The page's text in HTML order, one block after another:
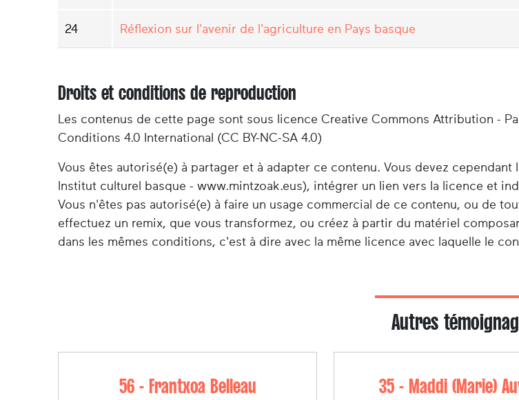
24 Réflexion sur l'avenir de l'agriculture en Pays basque
Droits et conditions de reproduction
Les contenus de cette page sont sous licence Creative Commons Attribution -
Conditions 4.0 International (CC BY-NC-SA 4.0)
Vous êtes autorisé(e) à partager et à adapter ce contenu. Vous devez cependant
Institut culturel basque - www.mintzoak.eus), intégrer un lien vers la licence et
Vous n'êtes pas autorisé(e) à faire un usage commercial de ce contenu, ou de
effectuez un remix, que vous transformez, ou créez à partir du matériel
dans les mêmes conditions, c'est à dire avec la même licence avec laquelle le
Autres
56 - Frantxoa Belleau 35 - Maddi (Marie)